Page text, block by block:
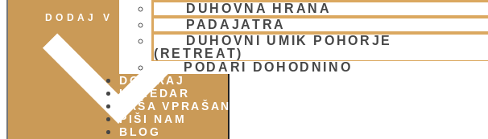
DUHOVNA HRANA
PADAJATRA
DUHOVNI UMIK POHORJE
(RETREAT)
PODARI DOHODNINO
DONIRAJ
KOLEDAR
VAŠA VPRAŠANJA
PIŠI NAM
BLOG
DODAJ V KOLEDAR